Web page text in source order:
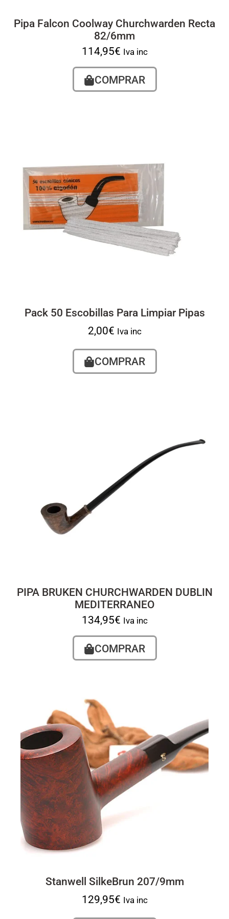
Pipa Falcon Coolway Churchwarden Recta
82/6mm
114,95€ Iva inc
COMPRAR
Pack 50 Escobillas Para Limpiar Pipas
2,00€ Iva inc
COMPRAR
PIPA BRUKEN CHURCHWARDEN DUBLIN
MEDITERRANEO
134,95€ Iva inc
COMPRAR
Stanwell SilkeBrun 207/9mm
129,95€ Iva inc